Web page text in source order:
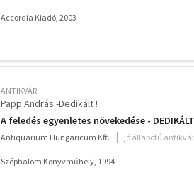
Accordia Kiadó, 2003
ANTIKVÁR
Papp András -Dedikált !
A feledés egyenletes növekedése -
Antiquarium Hungaricum Kft. jó állapotú
Széphalom Könyvműhely, 1994